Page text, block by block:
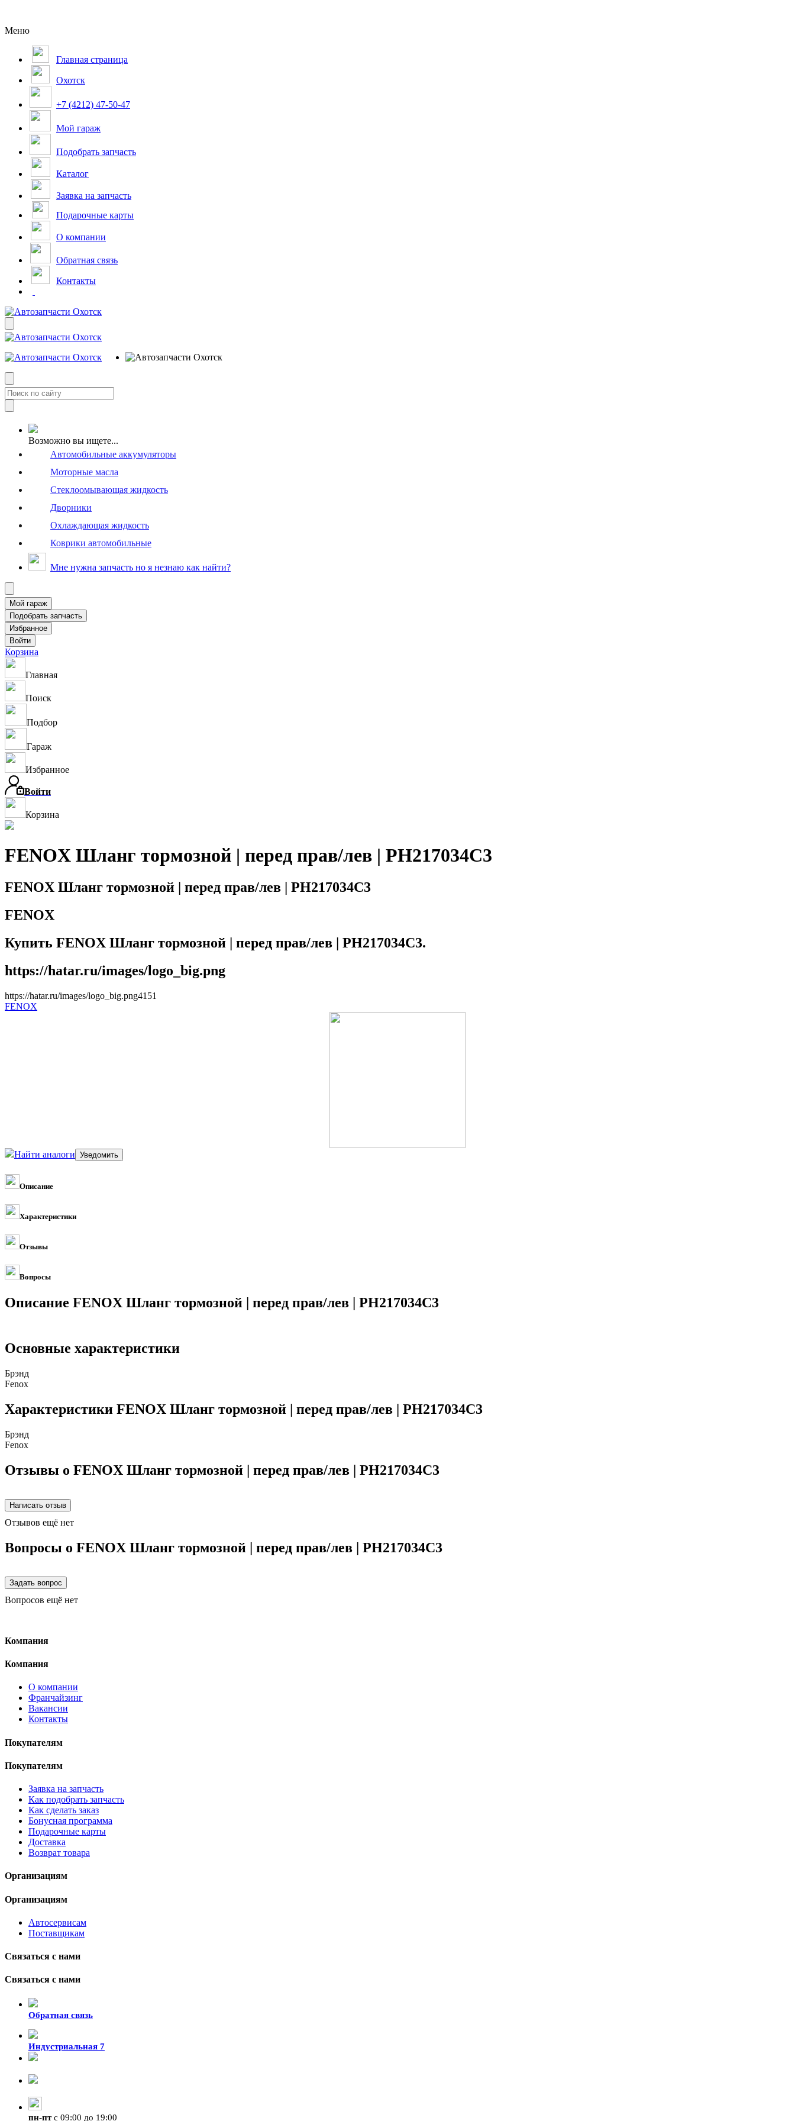
Меню
Главная страница
Охотск
+7 (4212) 47-50-47
Мой гараж
Подобрать запчасть
Каталог
Заявка на запчасть
Подарочные карты
О компании
Обратная связь
Контакты
Возможно вы ищете...
Автомобильные аккумуляторы
Моторные масла
Стеклоомывающая жидкость
Дворники
Охлаждающая жидкость
Коврики автомобильные
Мне нужна запчасть но я незнаю как найти?
Корзина
Главная
Поиск
Подбор
Гараж
Избранное
Войти
Корзина
FENOX Шланг тормозной | перед прав/лев | PH217034C3
FENOX Шланг тормозной | перед прав/лев | PH217034C3
FENOX
Купить FENOX Шланг тормозной | перед прав/лев | PH217034C3.
https://hatar.ru/images/logo_big.png
https://hatar.ru/images/logo_big.png41 51
FENOX
Найти аналоги
Описание
Характеристики
Отзывы
Вопросы
Описание FENOX Шланг тормозной | перед прав/лев | PH217034C3
Основные характеристики
Брэнд
Fenox
Характеристики FENOX Шланг тормозной | перед прав/лев | PH217034C3
Брэнд
Fenox
Отзывы о FENOX Шланг тормозной | перед прав/лев | PH217034C3
Отзывов ещё нет
Вопросы о FENOX Шланг тормозной | перед прав/лев | PH217034C3
Вопросов ещё нет
Компания
Компания
О компании
Франчайзинг
Вакансии
Контакты
Покупателям
Покупателям
Заявка на запчасть
Как подобрать запчасть
Как сделать заказ
Бонусная программа
Подарочные карты
Доставка
Возврат товара
Организациям
Организациям
Автосервисам
Поставщикам
Связаться с нами
Связаться с нами
Обратная связь
Индустриальная 7
пн-птс 09:00 до 19:00